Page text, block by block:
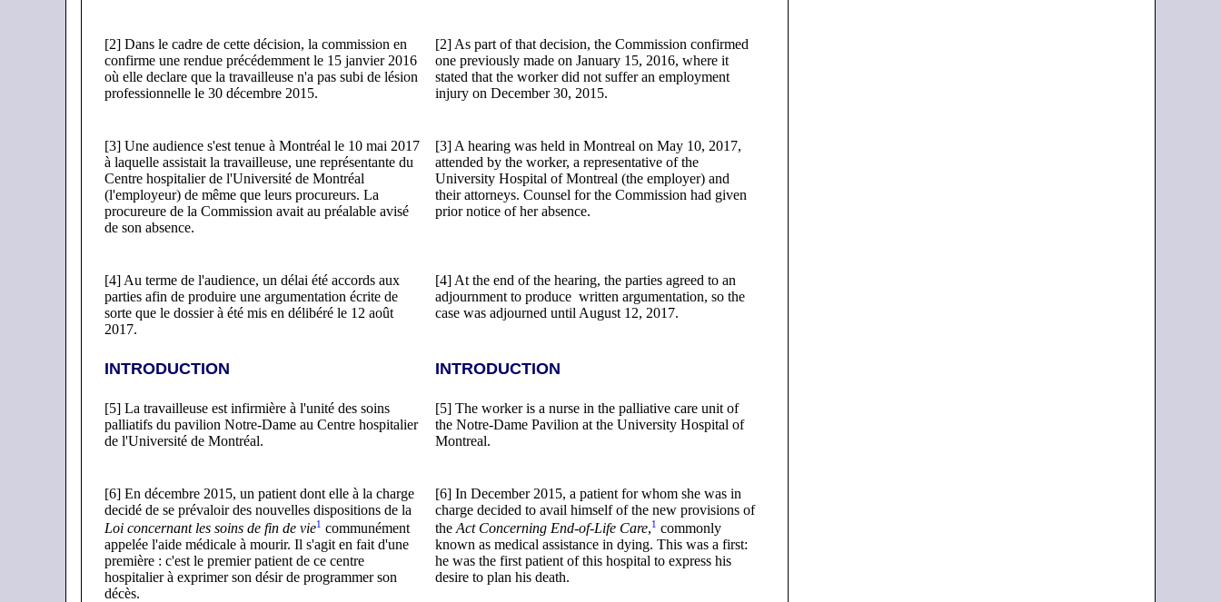
[2] Dans le cadre de cette décision, la commission en
confirme une rendue précédemment le 15 janvier 2016
où elle declare que la travailleuse n'a pas subi de lésion
professionnelle le 30 décembre 2015.
[2] As part of that decision, the Commission confirmed
one previously made on January 15, 2016, where it
stated that the worker did not suffer an employment
injury on December 30, 2015.
[3] Une audience s'est tenue à Montréal le 10 mai 2017
à laquelle assistait la travailleuse, une représentante du
Centre hospitalier de l'Université de Montréal
(l'employeur) de même que leurs procureurs. La
procureure de la Commission avait au préalable avisé
de son absence.
[3] A hearing was held in Montreal on May 10, 2017,
attended by the worker, a representative of the
University Hospital of Montreal (the employer) and
their attorneys. Counsel for the Commission had given
prior notice of her absence.
[4] Au terme de l'audience, un délai été accords aux
parties afin de produire une argumentation écrite de
sorte que le dossier à été mis en délibéré le 12 août
2017.
[4] At the end of the hearing, the parties agreed to an
adjournment to produce written argumentation, so the
case was adjourned until August 12, 2017.
INTRODUCTION INTRODUCTION
[5] La travailleuse est infirmière à l'unité des soins
palliatifs du pavilion Notre-Dame au Centre hospitalier
de l'Université de Montréal.
[5] The worker is a nurse in the palliative care unit of
the Notre-Dame Pavilion at the University Hospital of
Montreal.
[6] En décembre 2015, un patient dont elle à la charge
decidé de se prévaloir des nouvelles dispositions de la
Loi concernant les soins de fin de vie1 communément
appelée l'aide médicale à mourir. Il s'agit en fait d'une
première : c'est le premier patient de ce centre
hospitalier à exprimer son désir de programmer son
décès.
[6] In December 2015, a patient for whom she was in
charge decided to avail himself of the new provisions of
the Act Concerning End-of-Life Care,1 commonly
known as medical assistance in dying. This was a first:
he was the first patient of this hospital to express his
desire to plan his death.